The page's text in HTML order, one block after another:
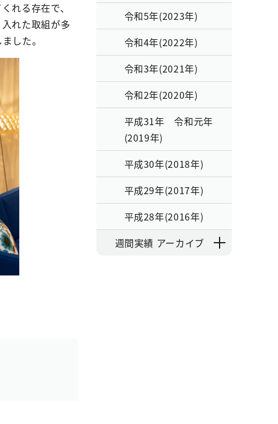
れる存在で、
れた取組が多
した。
令和5年(2023年)
令和4年(2022年)
令和3年(2021年)
令和2年(2020年)
平成31年 令和元年
(2019年)
平成30年(2018年)
平成29年(2017年)
平成28年(2016年)
週間実績 アーカイブ